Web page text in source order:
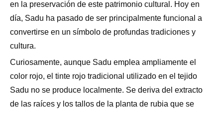
en la preservación de este patrimonio cultural. Hoy en
día, Sadu ha pasado de ser principalmente funcional a
convertirse en un símbolo de profundas tradiciones y
cultura.
Curiosamente, aunque Sadu emplea ampliamente el
color rojo, el tinte rojo tradicional utilizado en el tejido
Sadu no se produce localmente. Se deriva del extracto
de las raíces y los tallos de la planta de rubia que se